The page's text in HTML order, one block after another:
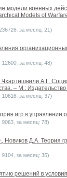
модели военных
Models of
за месяц: 21)
12600, за месяц: 48)
Чхартишвили А.Г.
– М.:
10616, за месяц: 37)
игр в
9063, за месяц: 78)
Новиков Д.А. Теория
9104, за месяц: 35)
решений в